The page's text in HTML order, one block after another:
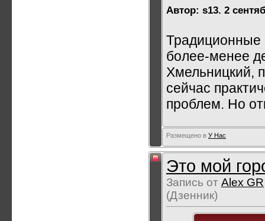
Автор: s13. 2
Традиционные
более-менее
Хмельницкий,
сейчас
проблем. Но
Размещено в У Нас
Это мой
Запись от Alex GR
(Дзенник)